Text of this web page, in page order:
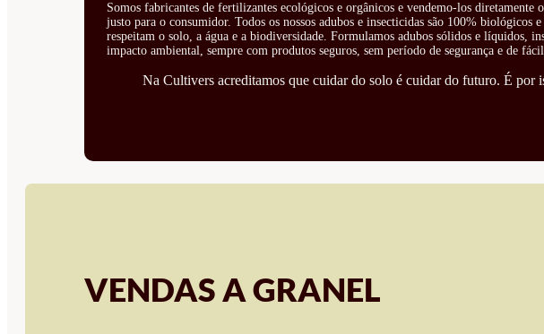
Somos fabricantes de fertilizantes ecológicos e orgânicos e vendemo-los
justo para o consumidor. Todos os nossos adubos e insecticidas são 100%
respeitam o solo, a água e a biodiversidade. Formulamos adubos sólidos e líquidos,
impacto ambiental, sempre com produtos seguros, sem período de segurança e de
Na Cultivers acreditamos que cuidar do solo é cuidar do futuro. É por
VENDAS A GRANEL